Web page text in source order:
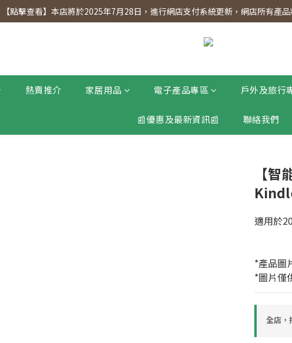
【點擊查看】會員專享 星期三全單95折!!!（優惠期至2026年12月31
【點擊查看】本店將於2025年7月28日，進行網店支付系統更新，網店所有產
熱賣推介 家居用品 電子產品專區 戶外及旅行
📰優惠及最新資訊📰 聯絡我們
【
適用於
*產品圖
*圖片僅
全店，